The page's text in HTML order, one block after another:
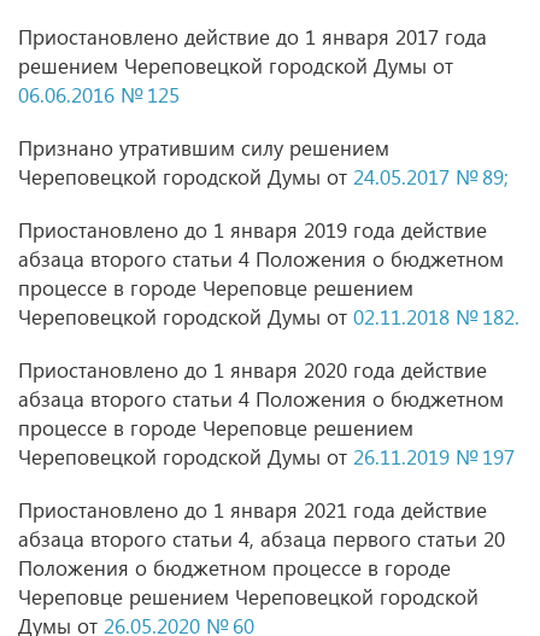
Приостановлено действие до 1 января 2017 года
решением Череповецкой городской Думы от
06.06.2016 № 125
Признано утратившим силу решением
Череповецкой городской Думы от 24.05.2017 № 89;
Приостановлено до 1 января 2019 года действие
абзаца второго статьи 4 Положения о бюджетном
процессе в городе Череповце решением
Череповецкой городской Думы от 02.11.2018 № 182.
Приостановлено до 1 января 2020 года действие
абзаца второго статьи 4 Положения о бюджетном
процессе в городе Череповце решением
Череповецкой городской Думы от 26.11.2019 № 197
Приостановлено до 1 января 2021 года действие
абзаца второго статьи 4, абзаца первого статьи 20
Положения о бюджетном процессе в городе
Череповце решением Череповецкой городской
Думы от 26.05.2020 № 60